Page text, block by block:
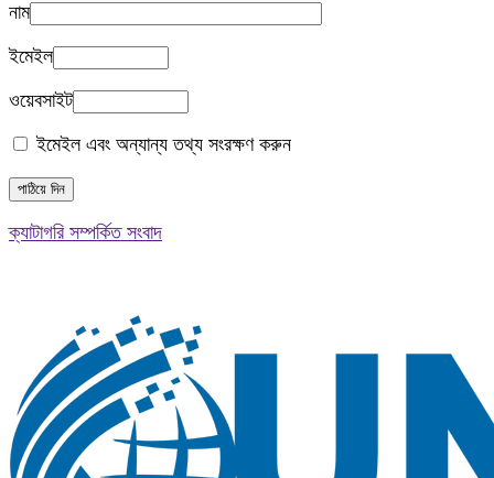
নাম
ইমেইল
ওয়েবসাইট
ইমেইল এবং অন্যান্য তথ্য সংরক্ষণ করুন
ক্যাটাগরি সম্পর্কিত সংবাদ